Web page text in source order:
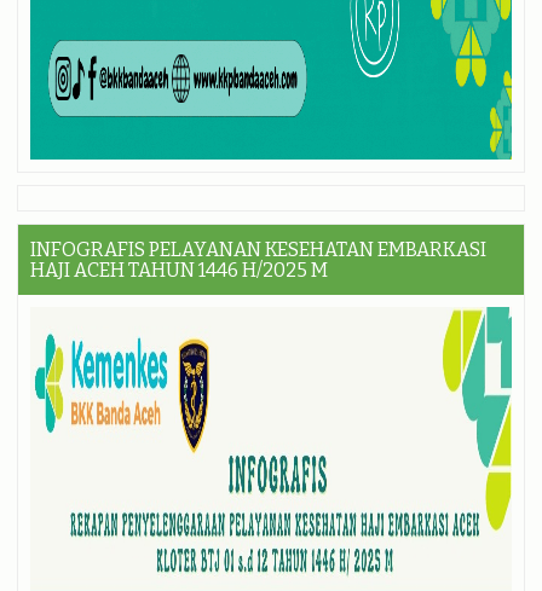
INFOGRAFIS PELAYANAN KESEHATAN EMBARKASI
HAJI ACEH TAHUN 1446 H/2025 M